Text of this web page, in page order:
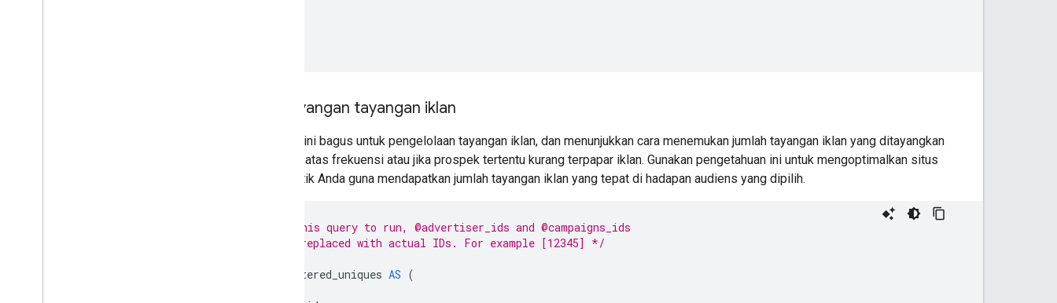
Penayangan tayangan iklan
Contoh ini bagus untuk pengelolaan tayangan iklan, dan menunjukkan cara menemukan jumlah tayangan iklan yang ditayangkan
di luar batas frekuensi atau jika prospek tertentu kurang terpapar iklan. Gunakan pengetahuan ini untuk mengoptimalkan situs
dan taktik Anda guna mendapatkan jumlah tayangan iklan yang tepat di hadapan audiens yang dipilih.
/* For this query to run, @advertiser_ids and @campaigns_ids
must be replaced with actual IDs. For example [12345] */
filtered_uniques AS (